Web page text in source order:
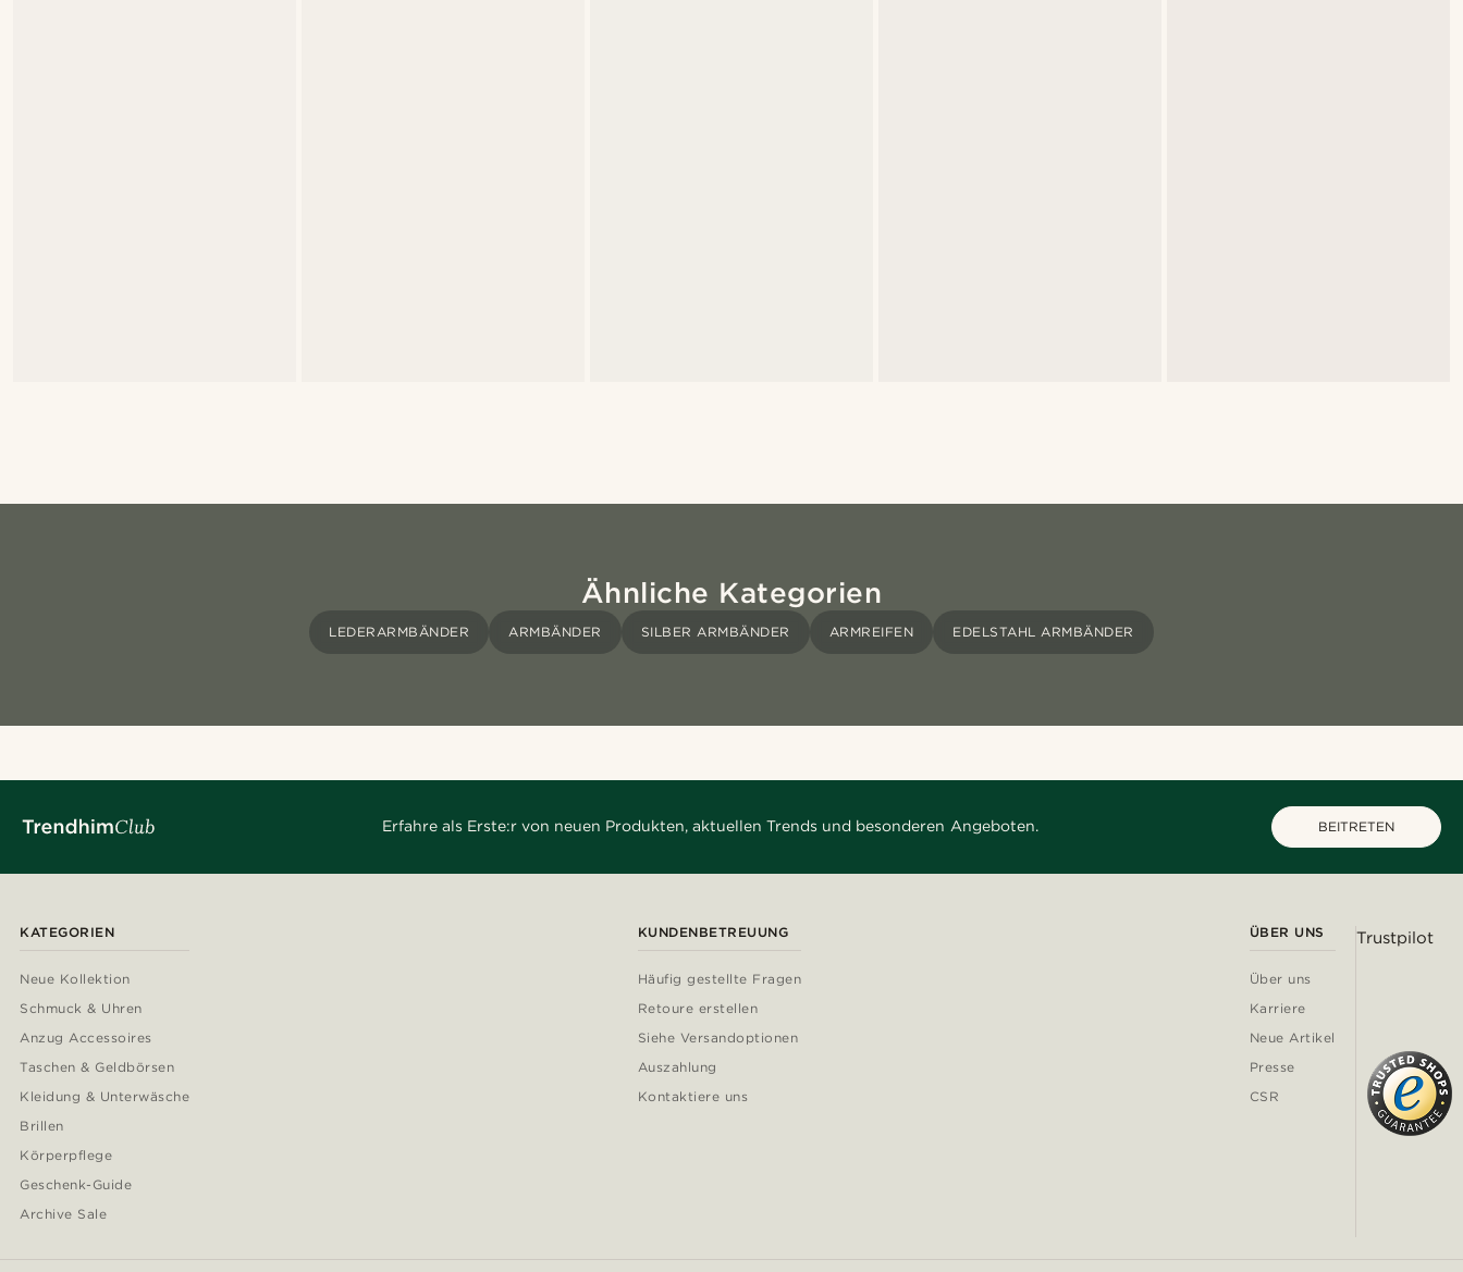
Ähnliche Kategorien
LEDERARMBÄNDER ARMBÄNDER SILBER ARMBÄNDER ARMREIFEN EDELSTAHL ARMBÄNDER
Erfahre als Erste:r von neuen Produkten, aktuellen Trends und besonderen Angeboten. BEITRETEN
KATEGORIEN
Neue Kollektion
Schmuck & Uhren
Anzug Accessoires
Taschen & Geldbörsen
Kleidung & Unterwäsche
Brillen
Körperpflege
Geschenk-Guide
Archive Sale
KUNDENBETREUUNG
Häufig gestellte Fragen
Retoure erstellen
Siehe Versandoptionen
Auszahlung
Kontaktiere uns
ÜBER UNS
Über uns
Karriere
Neue Artikel
Presse
CSR
Trustpilot